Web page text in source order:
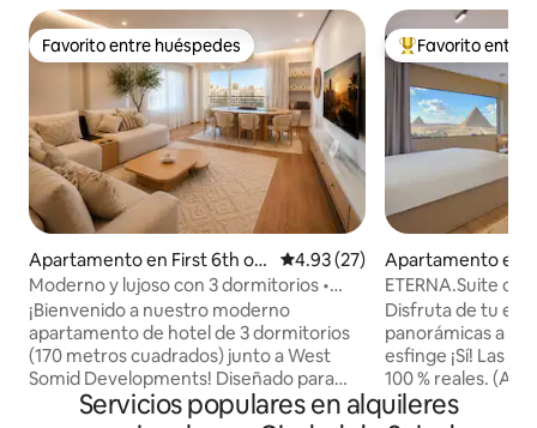
Favorito entre huéspedes
Favorito entre huéspedes
Apartamento en First 6th of
October
Calificación promedio: 4.93 de
4.93 (27)
Moderno y lujoso con 3 dormitorios •
Cerca del Mall of Arabia /8
¡Bienvenido a nuestro moderno
apartamento de hotel de 3 dormitorios
(170 metros cuadrados) junto a West
Somid Developments! Diseñado para
familias, grupos y profesionales. Disfruta
Favorito entre
Favorito entre
Apartamento en
ETERNA.Suite
pirámides y
Disfruta de tu
panorámicas a
esfinge ¡Sí! Las
100 % reales.
también nuestros
Servicios populares en alquileres